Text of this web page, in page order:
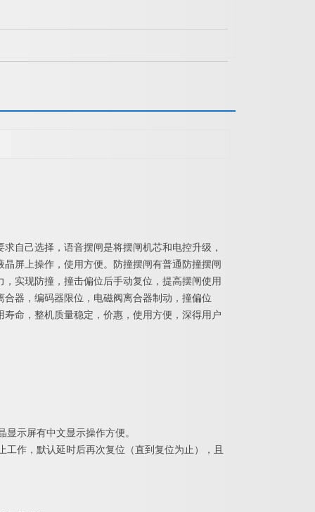
自己选择，语音摆闸是将摆闸机芯和电控升级，
屏上操作，使用方便。防撞摆闸有普通防撞摆闸
实现防撞，撞击偏位后手动复位，提高摆闸使用
器，编码器限位，电磁阀离合器制动，撞偏位
命，整机质量稳定，价惠，使用方便，深得用户
示屏有中文显示操作方便。
工作，默认延时后再次复位（直到复位为止），且